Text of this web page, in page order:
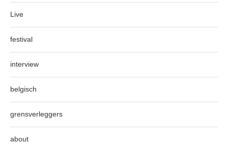
Live
festival
interview
belgisch
grensverleggers
about